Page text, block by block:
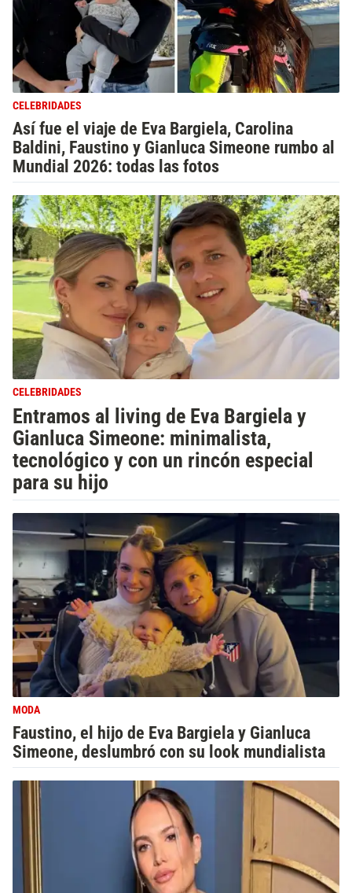
CELEBRIDADES
Así fue el viaje de Eva Bargiela, Carolina
Baldini, Faustino y Gianluca Simeone rumbo al
Mundial 2026: todas las fotos
CELEBRIDADES
Entramos al living de Eva Bargiela y
Gianluca Simeone: minimalista,
tecnológico y con un rincón especial
para su hijo
MODA
Faustino, el hijo de Eva Bargiela y Gianluca
Simeone, deslumbró con su look mundialista